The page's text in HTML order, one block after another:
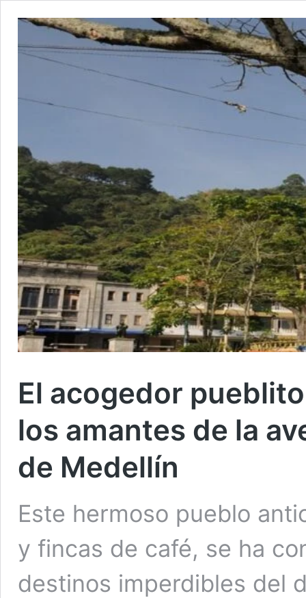
El acogedor
los amantes de la
de Medellín
Este hermoso pueblo
y fincas de café, se ha
destinos imperdibles del